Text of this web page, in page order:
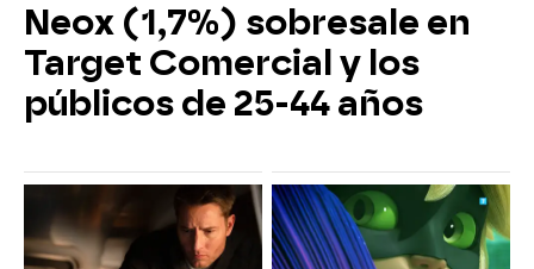
Neox (1,7%) sobresale en
Target Comercial y los
públicos de 25-44 años